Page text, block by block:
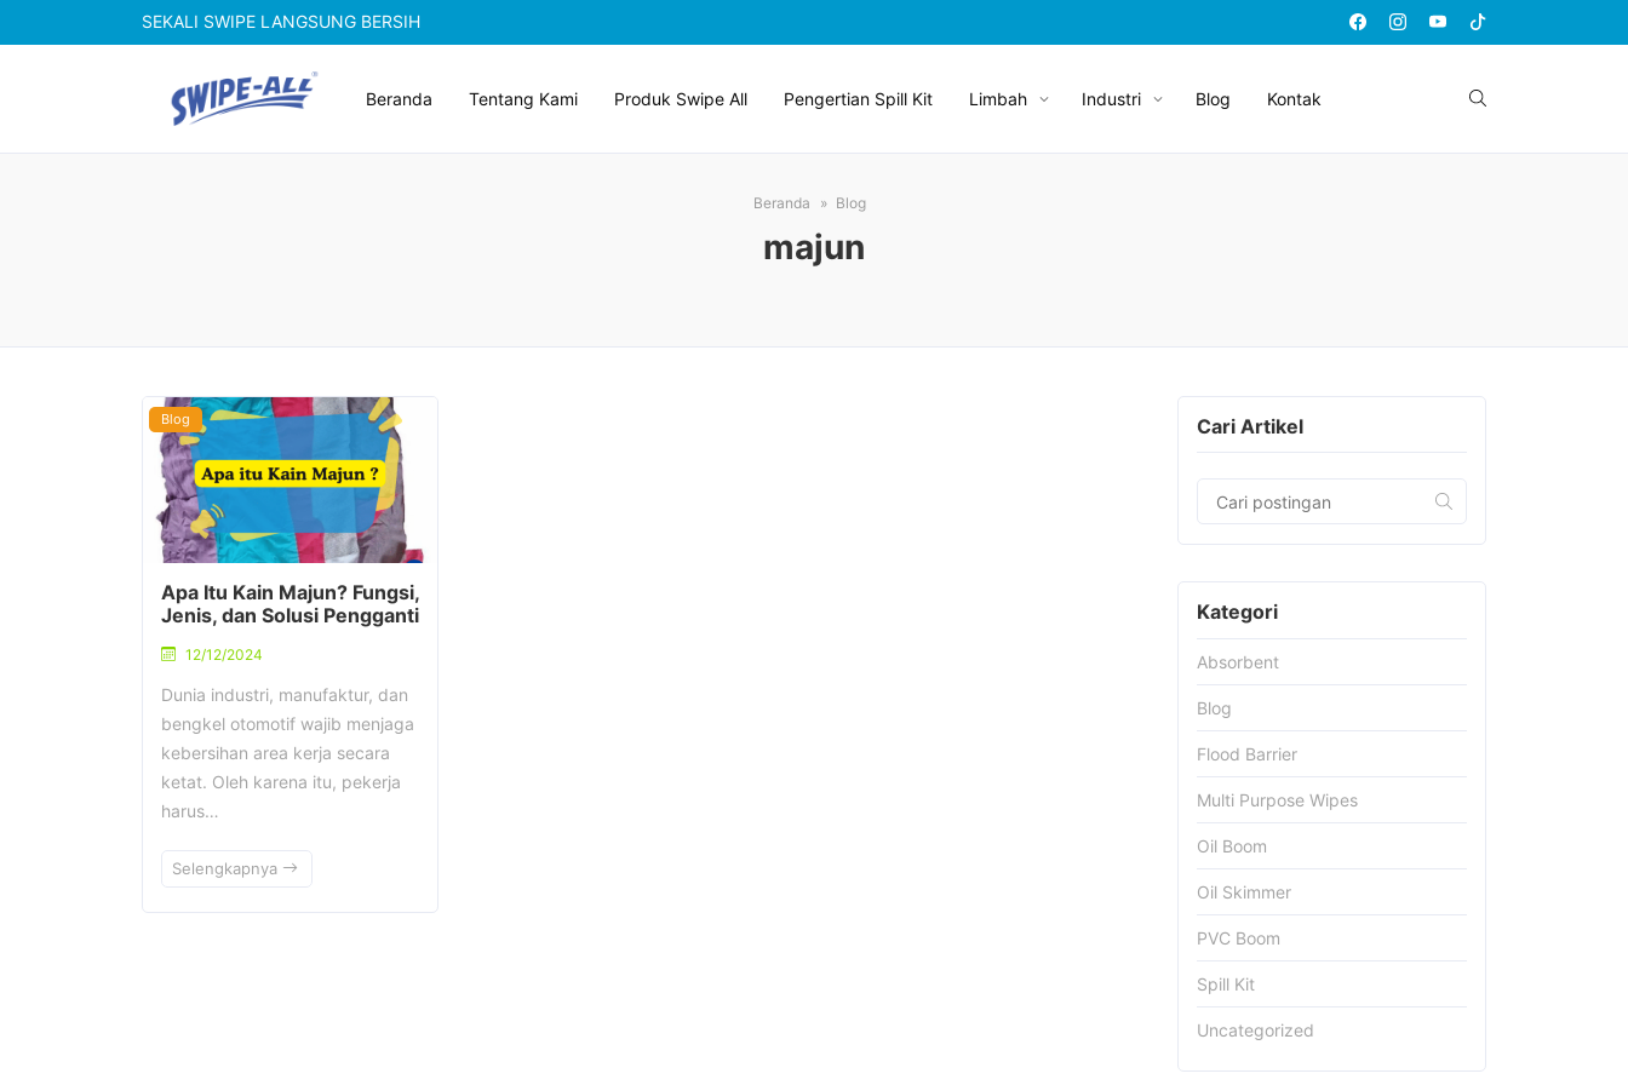
SEKALI SWIPE LANGSUNG BERSIH
Beranda Tentang Kami Produk Swipe All Pengertian Spill Kit Limbah Industri Blog Kontak
Beranda Blog
majun
Blog
Apa Itu Kain Majun? Fungsi,
Jenis, dan Solusi Pengganti
12/12/2024
Dunia industri, manufaktur, dan
bengkel otomotif wajib menjaga
kebersihan area kerja secara
ketat. Oleh karena itu, pekerja
harus…
Selengkapnya
Cari Artikel
Kategori
Absorbent
Blog
Flood Barrier
Multi Purpose Wipes
Oil Boom
Oil Skimmer
PVC Boom
Spill Kit
Uncategorized